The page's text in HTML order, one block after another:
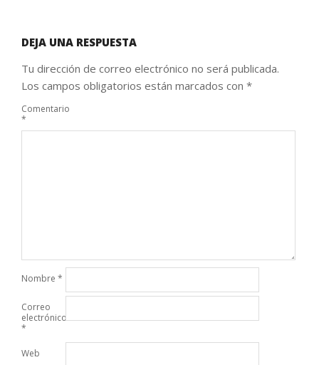
DEJA UNA RESPUESTA
Tu dirección de correo electrónico no será publicada.
Los campos obligatorios están marcados con *
Comentario
*
Nombre *
Correo
electrónico
*
Web